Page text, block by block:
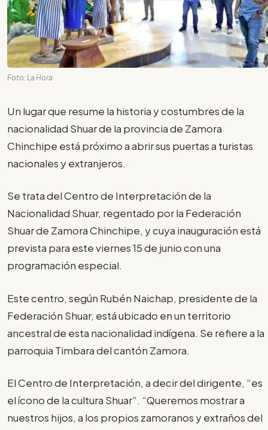
Foto: La Hora
Un lugar que resume la historia y costumbres de la
nacionalidad Shuar de la provincia de Zamora
Chinchipe está próximo a abrir sus puertas a turistas
nacionales y extranjeros.
Se trata del Centro de Interpretación de la
Nacionalidad Shuar, regentado por la Federación
Shuar de Zamora Chinchipe, y cuya inauguración está
prevista para este viernes 15 de junio con una
programación especial.
Este centro, según Rubén Naichap, presidente de la
Federación Shuar, está ubicado en un territorio
ancestral de esta nacionalidad indígena. Se refiere a la
parroquia Timbara del cantón Zamora.
El Centro de Interpretación, a decir del dirigente, “es
el ícono de la cultura Shuar”. “Queremos mostrar a
nuestros hijos, a los propios zamoranos y extraños del